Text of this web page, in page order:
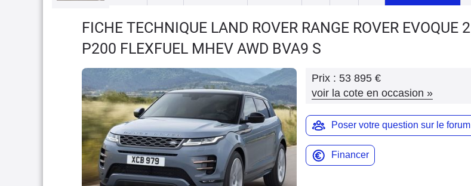
FICHE TECHNIQUE LAND ROVER RANGE ROVER EVOQUE 2
P200 FLEXFUEL MHEV AWD BVA9 S
Prix : 53 895 €
voir la cote en occasion »
Poser votre question sur le forum
Financer